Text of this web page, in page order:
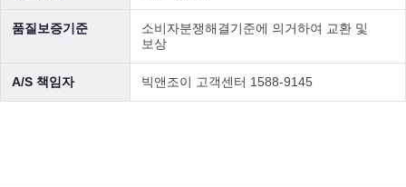
품질보증기준
소비자분쟁해결기준에 의거하여 교환 및
보상
A/S 책임자 빅앤조이 고객센터 1588-9145